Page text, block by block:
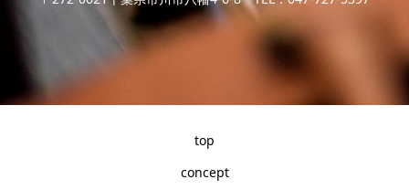
top
concept